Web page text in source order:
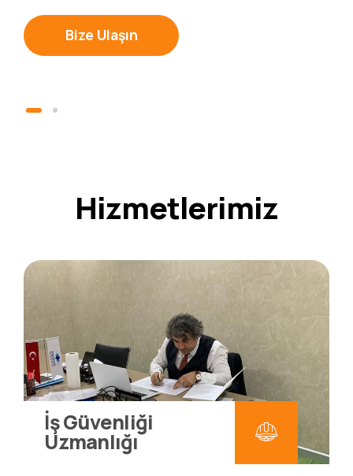
Bize Ulaşın
Risk Değerlendirme , İş Yerinde varolan ya da
dışarıdan gelebilecek tüm tehlikelerin
belirlenmesidir.
Hizmetlerimiz
İş Güvenliği
Uzmanlığı